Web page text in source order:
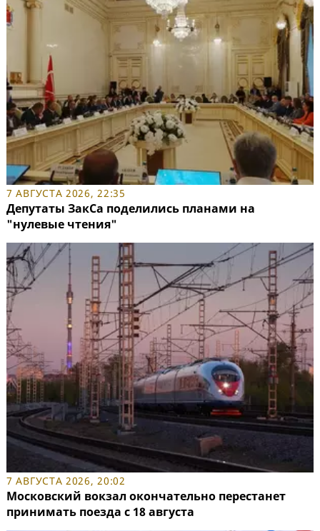
7 АВГУСТА 2026, 22:35
Депутаты ЗакСа поделились планами на
"нулевые чтения"
7 АВГУСТА 2026, 20:02
Московский вокзал окончательно перестанет
принимать поезда с 18 августа